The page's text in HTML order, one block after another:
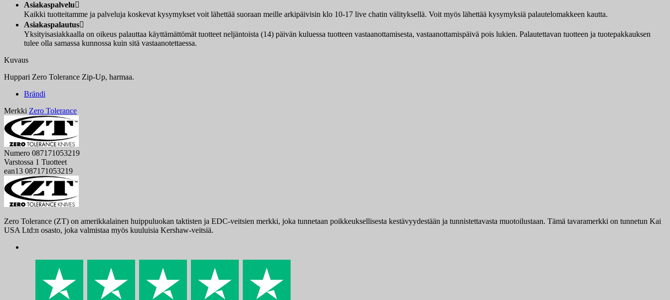
Asiakaspalvelu
Kaikki tuotteitamme ja palveluja koskevat kysymykset voit lähettää suoraan meille arkipäivisin klo 10-17 live chatin välityksellä. Voit myös lähettää kysymyksiä palautelomakkeen kautta.
Asiakaspalautus
Yksityisasiakkaalla on oikeus palauttaa käyttämättömät tuotteet neljäntoista (14) päivän kuluessa tuotteen vastaanottamisesta, vastaanottamispäivä pois lukien. Palautettavan tuotteen ja tuotepakkauksen
tulee olla samassa kunnossa kuin sitä vastaanotettaessa.
Kuvaus
Huppari Zero Tolerance Zip-Up, harmaa.
Brändi
Merkki Zero Tolerance
Numero 087171053219
Varstossa 1 Tuotteet
ean13 087171053219
Zero Tolerance (ZT) on amerikkalainen huippuluokan taktisten ja EDC-veitsien merkki, joka tunnetaan poikkeuksellisesta kestävyydestään ja tunnistettavasta muotoilustaan. Tämä tavaramerkki on tunnetun Kai
USA Ltd:n osasto, joka valmistaa myös kuuluisia Kershaw-veitsiä.